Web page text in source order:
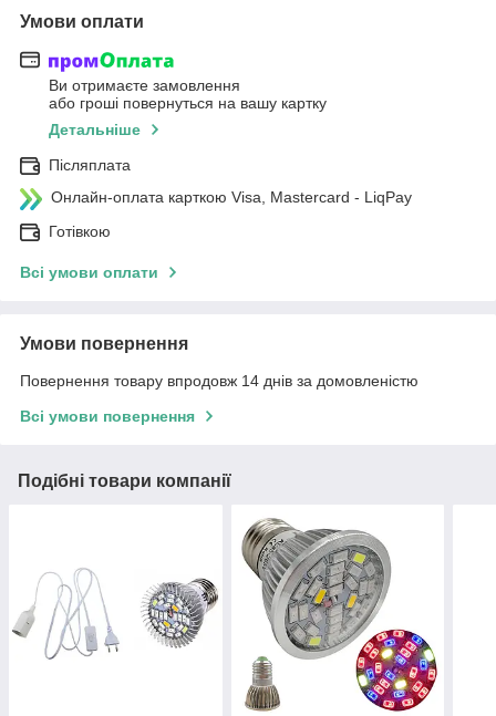
Умови оплати
Ви отримаєте замовлення
або гроші повернуться на вашу картку
Детальніше
Післяплата
Онлайн-оплата карткою Visa, Mastercard - LiqPay
Готівкою
Всі умови оплати
Умови повернення
Повернення товару впродовж 14 днів за домовленістю
Всі умови повернення
Подібні товари компанії